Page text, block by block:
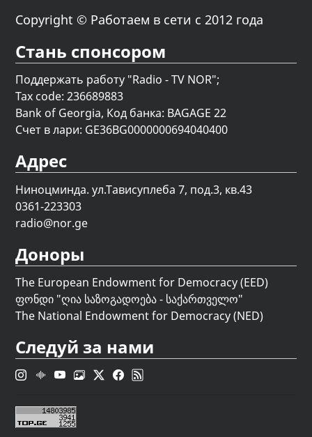
Copyright © Работаем в сети с 2012 года
Стань спонсором
Поддержать работу "Radio - TV NOR";
Tax code: 236689883
Bank of Georgia, Код банка: BAGAGE 22
Счет в лари: GE36BG0000000694040400
Адрес
Ниноцминда. ул.Тависуплеба 7, под.3, кв.43
0361-223303
radio@nor.ge
Доноры
The European Endowment for Democracy (EED)
ფონდი "ღია საზოგადოება - საქართველო"
The National Endowment for Democracy (NED)
Следуй за нами